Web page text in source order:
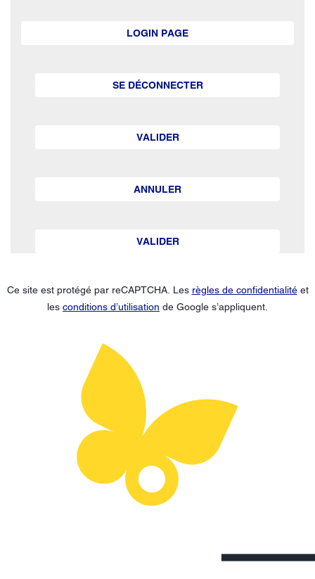
LOGIN PAGE
SE DÉCONNECTER
VALIDER
ANNULER
VALIDER
Ce site est protégé par reCAPTCHA. Les règles de confidentialitéet
les conditions d’utilisation de Google s’appliquent.